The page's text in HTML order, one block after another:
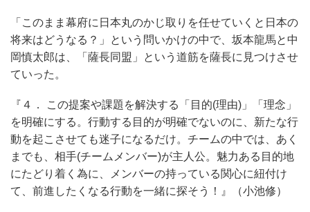
「このまま幕府に日本丸のかじ取りを任せていくと日本の
将来はどうなる？」という問いかけの中で、坂本龍馬と中
岡慎太郎は、「薩長同盟」という道筋を薩長に見つけさせ
ていった。
『４． この提案や課題を解決する「目的(理由)」「理念」
を明確にする。行動する目的が明確でないのに、新たな行
動を起こさせても迷子になるだけ。チームの中では、あく
までも、相手(チームメンバー)が主人公。魅力ある目的地
にたどり着く為に、メンバーの持っている関心に紐付け
て、前進したくなる行動を一緒に探そう！』（小池修）